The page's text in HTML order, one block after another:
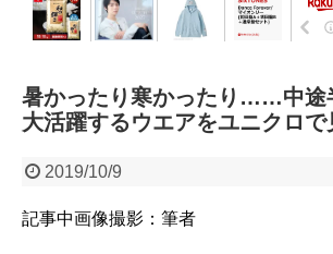
暑かったり寒かったり……中途
大活躍するウエアをユニクロで
2019/10/9
記事中画像撮影：筆者